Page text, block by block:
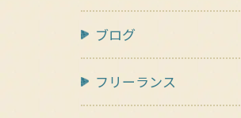
ブログ
フリーランス